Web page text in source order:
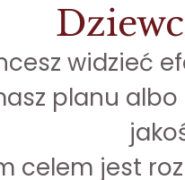
widzieć
planu
celem jest